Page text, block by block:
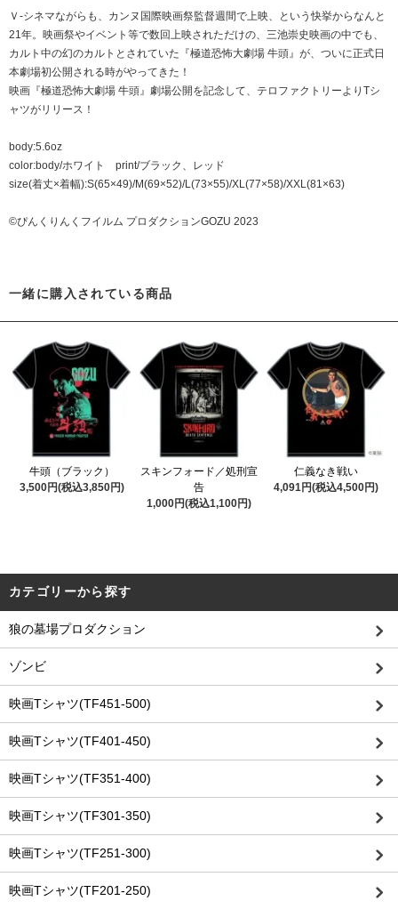
Ｖ-シネマながらも、カンヌ国際映画祭監督週間で上映、という快挙からなんと
21年。映画祭やイベント等で数回上映されただけの、三池崇史映画の中でも、
カルト中の幻のカルトとされていた『極道恐怖大劇場 牛頭』が、ついに正式日
本劇場初公開される時がやってきた！
映画『極道恐怖大劇場 牛頭』劇場公開を記念して、テロファクトリーよりTシ
ャツがリリース！
body:5.6oz
color:body/ホワイト print/ブラック、レッド
size(着丈×着幅):S(65×49)/M(69×52)/L(73×55)/XL(77×58)/XXL(81×63)
©ぴんくりんくフイルム プロダクションGOZU 2023
一緒に購入されている商品
牛頭（ブラック）
3,500円(税込3,850円)
スキンフォード／処刑宣
告
1,000円(税込1,100円)
仁義なき戦い
4,091円(税込4,500円)
カテゴリーから探す
狼の墓場プロダクション
ゾンビ
映画Tシャツ(TF451-500)
映画Tシャツ(TF401-450)
映画Tシャツ(TF351-400)
映画Tシャツ(TF301-350)
映画Tシャツ(TF251-300)
映画Tシャツ(TF201-250)